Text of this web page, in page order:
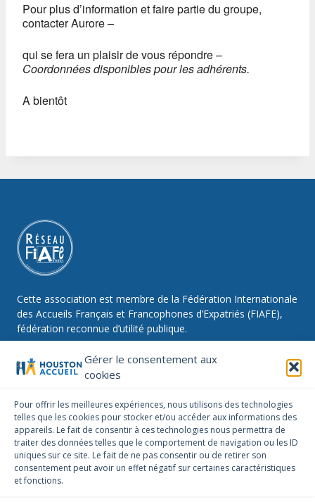
Gérer le consentement aux
cookies
Pour offrir les meilleures expériences, nous utilisons des technologies
telles que les cookies pour stocker et/ou accéder aux informations des
appareils. Le fait de consentir à ces technologies nous permettra de
traiter des données telles que le comportement de navigation ou les ID
uniques sur ce site. Le fait de ne pas consentir ou de retirer son
consentement peut avoir un effet négatif sur certaines caractéristiques
et fonctions.
Pour plus d’information et faire partie du groupe,
contacter Aurore –
qui se fera un plaisir de vous répondre –
Coordonnées disponibles pour les adhérents.
A bientôt
Cette association est membre de la Fédération Internationale
des Accueils Français et Francophones d’Expatriés (FIAFE),
fédération reconnue d’utilité publique.
NOUS SUIVRE
Facebook Instagram Linkedin
NOUS CONTACTER
infos@houstonaccueil.org